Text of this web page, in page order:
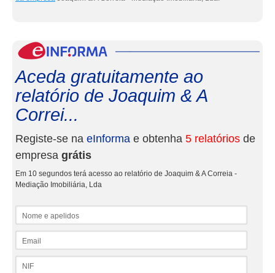
Aceda gratuitamente ao
relatório de Joaquim & A
Correi...
Registe-se na eInforma e obtenha 5 relatórios de
empresa grátis
Em 10 segundos terá acesso ao relatório de Joaquim & A Correia -
Mediação Imobiliária, Lda